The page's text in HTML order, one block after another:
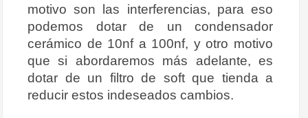
motivo son las interferencias, para eso
podemos dotar de un condensador
cerámico de 10nf a 100nf, y otro motivo
que si abordaremos más adelante, es
dotar de un filtro de soft que tienda a
reducir estos indeseados cambios.